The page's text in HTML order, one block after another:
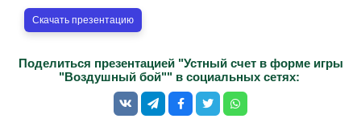
Скачать презентацию
Поделиться презентацией "Устный счет в форме игры
"Воздушный бой"" в социальных сетях: